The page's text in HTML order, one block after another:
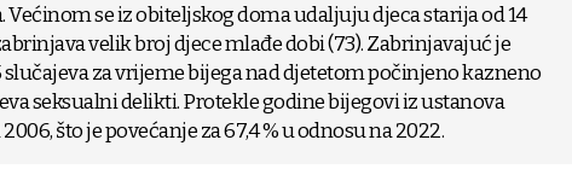
se iz obiteljskog doma udaljuju djeca starija od 14
velik broj djece mlađe dobi (73). Zabrinjavajuć je
slučajeva za vrijeme bijega nad djetetom počinjeno kazneno
seksualni delikti. Protekle godine bijegovi iz ustanova
što je povećanje za 67,4 % u odnosu na 2022.